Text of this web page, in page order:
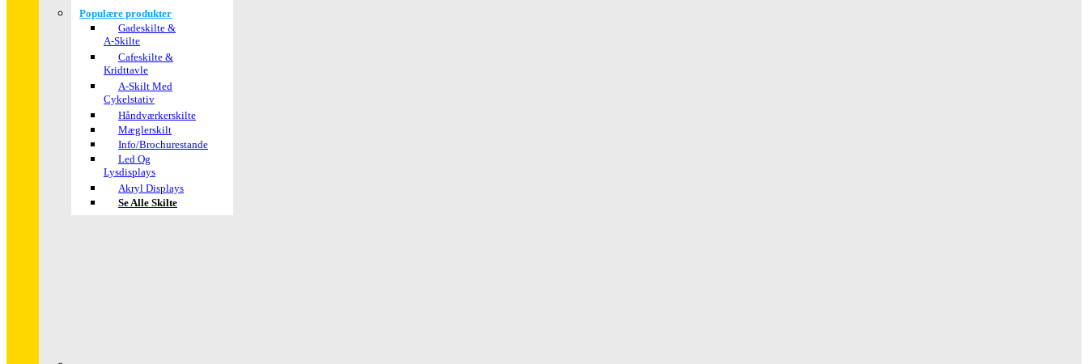
Populære produkter
Gadeskilte &
A-Skilte
Cafeskilte &
Kridttavle
A-Skilt Med
Cykelstativ
Håndværkerskilte
Mæglerskilt
Info/brochurestande
Led Og
Lysdisplays
Akryl Displays
Se Alle Skilte